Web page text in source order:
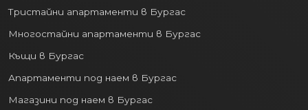
клубове и търговски центрове.
4. Разнообразен пазар на
недвижими имоти:
Пазарът на
недвижими имоти във
Варнапредлага по нещо за всеки вкус и
Тристайни апартаменти в Бургас
Многостайни апартаменти в Бургас
Къщи в Бургас
Апартаменти под наем в Бургас
Магазини под наем в Бургас